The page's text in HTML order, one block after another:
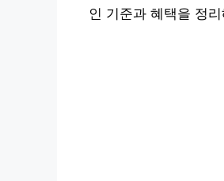
인 기준과 혜택을 정